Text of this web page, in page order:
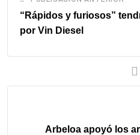
“Rápidos y furiosos”
por Vin Diesel
Arbeloa apoyó los